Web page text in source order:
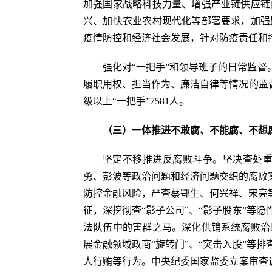
加强国家战略科技力量、增强产业链供应
兴、加快农业农村现代化等部署要求，加
疫情防控和经济社会发展，针对防疫责任
强化对“一把手”和领导班子的日常监
履职用权、担当作为、廉洁自律等情况的
级以上“一把手”7581人。
（三）一体推进不敢腐、不能腐、不
坚定不移推进反腐败斗争。坚决查处
勇、彭波等政治问题和经济问题交织的腐
防控金融风险，严查蔡鄂生、何兴祥、宋
征，深挖彻查“影子公司”、“影子股东”等
法队伍中的害群之马。深化供销系统腐败
展金融领域政商“旋转门”、“突击入股”等
人行贿等行为。中央纪委国家监委立案审